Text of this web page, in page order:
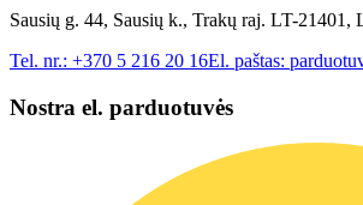
Sausių g. 44, Sausių k., Trakų raj. LT-21401,
Tel. nr.: +370 5 216 20 16El. paštas:
Nostra el. parduotuvės